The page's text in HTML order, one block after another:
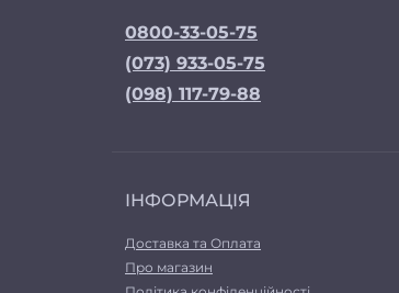
0800-33-05-75
(073) 933-05-75
(098) 117-79-88
ІНФОРМАЦІЯ
Доставка та Оплата
Про магазин